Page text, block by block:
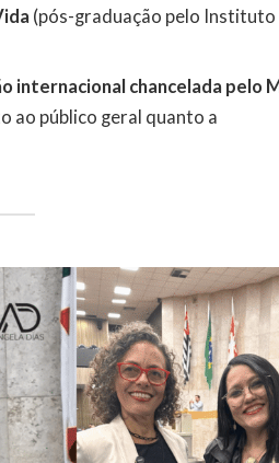
(pós-graduação pelo Instituto
internacional chancelada pelo
ao público geral quanto a